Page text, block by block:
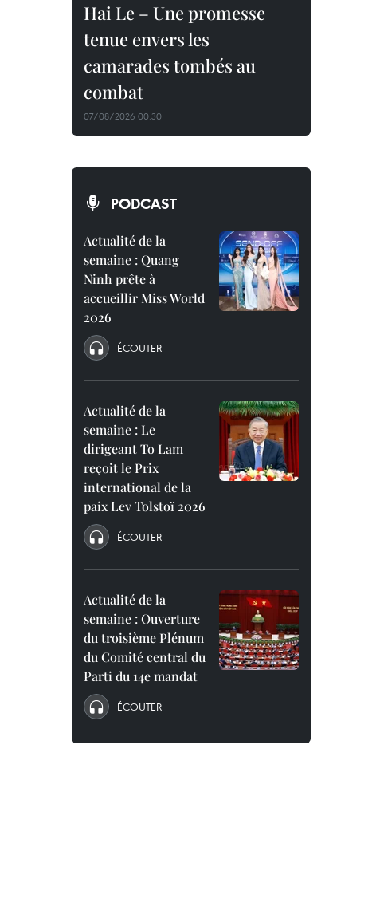
Hai Le – Une promesse
tenue envers les
camarades tombés au
combat
07/08/2026 00:30
PODCAST
Actualité de la
semaine : Quang
Ninh prête à
accueillir Miss World
2026
ÉCOUTER
Actualité de la
semaine : Le
dirigeant To Lam
reçoit le Prix
international de la
paix Lev Tolstoï 2026
ÉCOUTER
Actualité de la
semaine : Ouverture
du troisième Plénum
du Comité central du
Parti du 14e mandat
ÉCOUTER